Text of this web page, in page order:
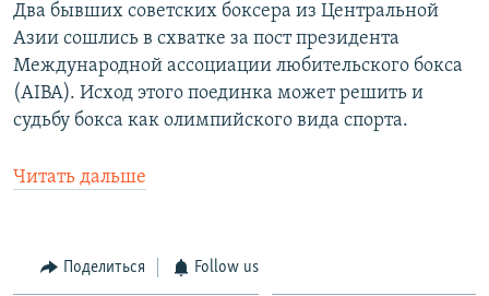
​Два бывших советских боксера из Центральной
Азии сошлись в схватке за пост президента
Международной ассоциации любительского бокса
(AIBA). Исход этого поединка может решить и
судьбу бокса как олимпийского вида спорта.
Читать дальше
Поделиться Follow us